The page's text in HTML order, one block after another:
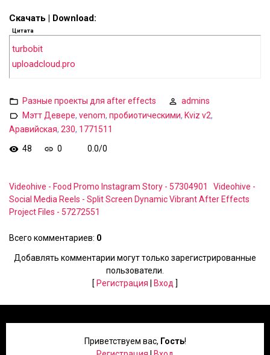
Скачать | Download:
Цитата
turbobit
uploadcloud.pro
Разные проекты для after effects
admins
Мэтт Девере, venom, пробиотическими, Kviz v2,
Аравийская, 230, 1771511
48
0 0.0/0
Videohive - Food Promo Instagram Story - 57304901
Videohive -
Social Media Reels - Split Screen Dynamic Vibrant After Effects
Project Files - 57272551
Всего комментариев: 0
Добавлять комментарии могут только зарегистрированные
пользователи.
[ Регистрация Вход ]
Приветствуем вас, Гость!